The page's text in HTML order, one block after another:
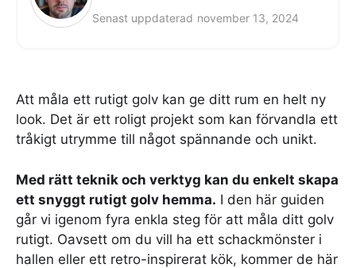
Senast uppdaterad november 13, 2024
Att måla ett rutigt golv kan ge ditt rum en helt ny
look. Det är ett roligt projekt som kan förvandla ett
tråkigt utrymme till något spännande och unikt.
Med rätt teknik och verktyg kan du enkelt skapa
ett snyggt rutigt golv hemma. I den här guiden
går vi igenom fyra enkla steg för att måla ditt golv
rutigt. Oavsett om du vill ha ett schackmönster i
hallen eller ett retro-inspirerat kök, kommer de här